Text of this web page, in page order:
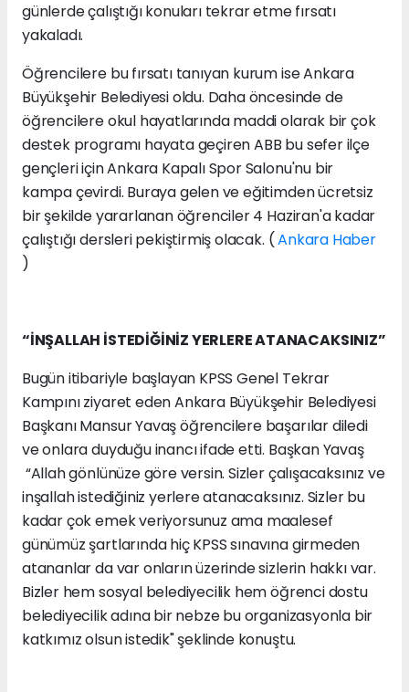
günlerde çalıştığı konuları tekrar etme fırsatı
yakaladı.
Öğrencilere bu fırsatı tanıyan kurum ise Ankara
Büyükşehir Belediyesi oldu. Daha öncesinde de
öğrencilere okul hayatlarında maddi olarak bir çok
destek programı hayata geçiren ABB bu sefer ilçe
gençleri için Ankara Kapalı Spor Salonu'nu bir
kampa çevirdi. Buraya gelen ve eğitimden ücretsiz
bir şekilde yararlanan öğrenciler 4 Haziran'a kadar
çalıştığı dersleri pekiştirmiş olacak. (Ankara Haber
)
“İNŞALLAH İSTEDİĞİNİZ YERLERE ATANACAKSINIZ”
Bugün itibariyle başlayan KPSS Genel Tekrar
Kampını ziyaret eden Ankara Büyükşehir Belediyesi
Başkanı Mansur Yavaş öğrencilere başarılar diledi
ve onlara duyduğu inancı ifade etti. Başkan Yavaş
“Allah gönlünüze göre versin. Sizler çalışacaksınız ve
inşallah istediğiniz yerlere atanacaksınız. Sizler bu
kadar çok emek veriyorsunuz ama maalesef
günümüz şartlarında hiç KPSS sınavına girmeden
atananlar da var onların üzerinde sizlerin hakkı var.
Bizler hem sosyal belediyecilik hem öğrenci dostu
belediyecilik adına bir nebze bu organizasyonla bir
katkımız olsun istedik" şeklinde konuştu.